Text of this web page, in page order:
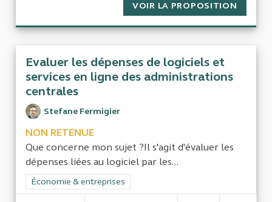
VOIR LA PROPOSITION
Evaluer les dépenses de logiciels et
services en ligne des administrations
centrales
Stefane Fermigier
NON RETENUE
Que concerne mon sujet ?Il s'agit d'évaluer les
dépenses liées au logiciel par les...
Filtrer les résultats de la catégorie : Économie & entreprises
Économie & entreprises